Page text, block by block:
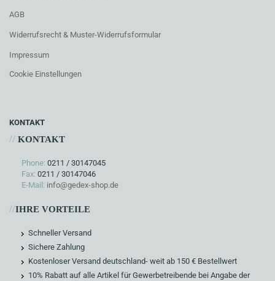
AGB
Widerrufsrecht & Muster-Widerrufsformular
Impressum
Cookie Einstellungen
KONTAKT
// KONTAKT
Phone: 0211 / 30147045
Fax: 0211 / 30147046
E-Mail: info@gedex-shop.de
//IHRE VORTEILE
Schneller Versand
Sichere Zahlung
Kostenloser Versand deutschland- weit ab 150 € Bestellwert
10% Rabatt auf alle Artikel für Gewerbetreibende bei Angabe der